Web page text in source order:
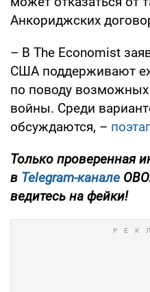
Анкориджских
– В The Economist
США поддерживают
по поводу возможных
войны. Среди
обсуждаются, –
Только проверенная
в Telegram-канале
ведитесь на фейки!